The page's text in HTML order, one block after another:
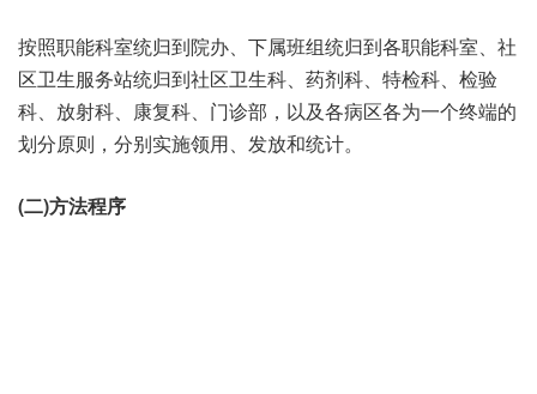
按照职能科室统归到院办、下属班组统归到各职能科室、社
区卫生服务站统归到社区卫生科、药剂科、特检科、检验
科、放射科、康复科、门诊部，以及各病区各为一个终端的
划分原则，分别实施领用、发放和统计。
(二)方法程序